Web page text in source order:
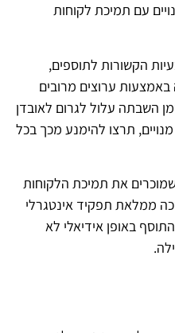
עם תמיכת לקוחות
הקשורות לתוספים,
באמצעות ערוצים מרובים
השבתה עלול לגרום לאובדן
תרצו להימנע מכך בכל
את תמיכת הלקוחות
ממלאת תפקיד אינטגרלי
באופן אידיאלי לא